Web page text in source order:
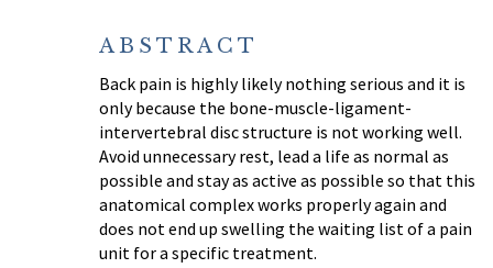
ABSTRACT
Back pain is highly likely nothing serious and it is
only because the bone-muscle-ligament-
intervertebral disc structure is not working well.
Avoid unnecessary rest, lead a life as normal as
possible and stay as active as possible so that this
anatomical complex works properly again and
does not end up swelling the waiting list of a pain
unit for a specific treatment.